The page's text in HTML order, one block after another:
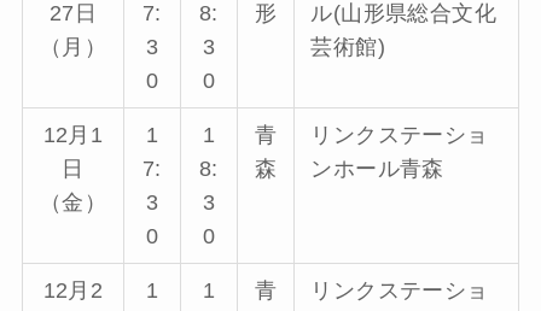
27日
（月）
7:
3
0
8:
3
0
形
ル(山形県総合文化
芸術館)
12月1
日
（金）
1
7:
3
0
1
8:
3
0
青
森
リンクステーショ
ンホール青森
12月2
1
1
青
リンクステーショ